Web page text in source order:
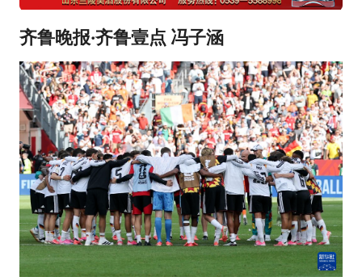
齐鲁晚报·齐鲁壹点 冯子涵